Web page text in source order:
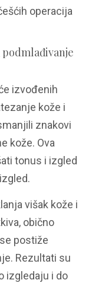
operacija
izvođenih
kože i
znakovi
kože. Ova
tonus i izgled
višak kože i
obično
postiže
Rezultati su
izgledaju i do